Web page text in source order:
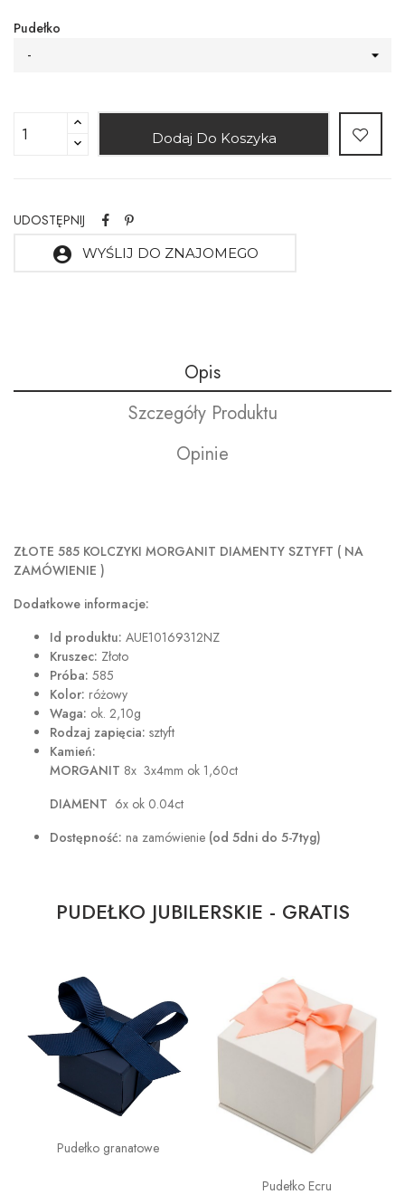
Pudełko
-
Dodaj Do Koszyka
UDOSTĘPNIJ
account_circle WYŚLIJ DO ZNAJOMEGO
Opis
Szczegóły Produktu
Opinie
ZŁOTE 585 KOLCZYKI MORGANIT DIAMENTY SZTYFT ( NA
ZAMÓWIENIE )
Dodatkowe informacje:
Id produktu: AUE10169312NZ
Kruszec: Złoto
Próba: 585
Kolor: różowy
Waga: ok. 2,10g
Rodzaj zapięcia: sztyft
Kamień:
MORGANIT 8x 3x4mm ok 1,60ct
DIAMENT 6x ok 0.04ct
Dostępność: na zamówienie (od 5dni do 5-7tyg)
PUDEŁKO JUBILERSKIE - GRATIS
Pudełko granatowe
Pudełko Ecru